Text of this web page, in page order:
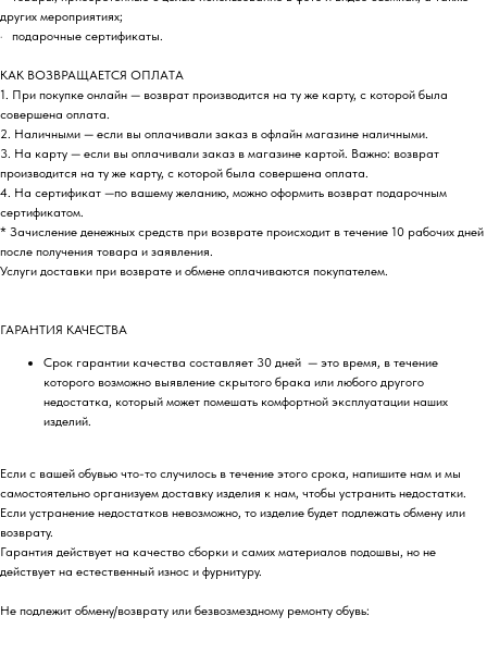
других мероприятиях;
· подарочные сертификаты.
КАК ВОЗВРАЩАЕТСЯ ОПЛАТА
1. При покупке онлайн — возврат производится на ту же карту, с которой была
совершена оплата.
2. Наличными — если вы оплачивали заказ в офлайн магазине наличными.
3. На карту — если вы оплачивали заказ в магазине картой. Важно: возврат
производится на ту же карту, с которой была совершена оплата.
4. На сертификат —по вашему желанию, можно оформить возврат подарочным
сертификатом.
* Зачисление денежных средств при возврате происходит в течение 10 рабочих дней
после получения товара и заявления.
Услуги доставки при возврате и обмене оплачиваются покупателем.
ГАРАНТИЯ КАЧЕСТВА
Срок гарантии качества составляет 30 дней — это время, в течение
которого возможно выявление скрытого брака или любого другого
недостатка, который может помешать комфортной эксплуатации наших
изделий.
Если с вашей обувью что-то случилось в течение этого срока, напишите нам и мы
самостоятельно организуем доставку изделия к нам, чтобы устранить недостатки.
Если устранение недостатков невозможно, то изделие будет подлежать обмену или
возврату.
Гарантия действует на качество сборки и самих материалов подошвы, но не
действует на естественный износ и фурнитуру.
Не подлежит обмену/возврату или безвозмездному ремонту обувь: